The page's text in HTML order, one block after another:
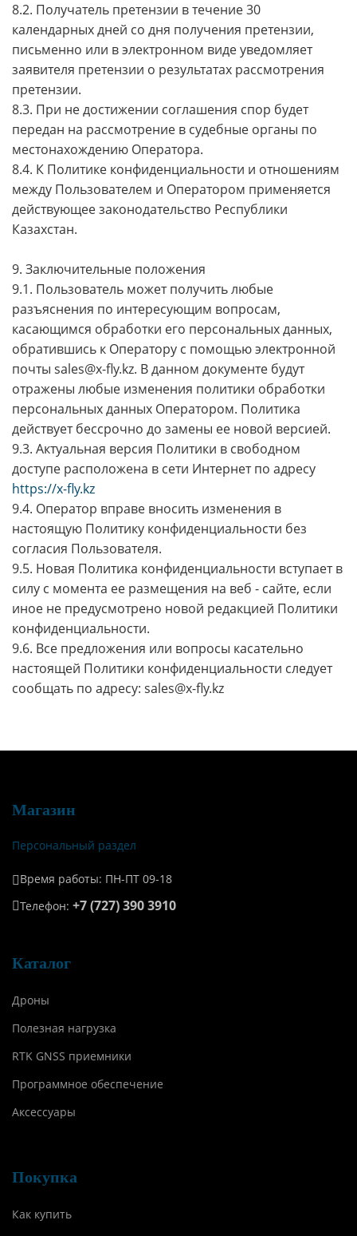
8.2. Получатель претензии в течение 30
календарных дней со дня получения претензии,
письменно или в электронном виде уведомляет
заявителя претензии о результатах рассмотрения
претензии.
8.3. При не достижении соглашения спор будет
передан на рассмотрение в судебные органы по
местонахождению Оператора.
8.4. К Политике конфиденциальности и отношениям
между Пользователем и Оператором применяется
действующее законодательство Республики
Казахстан.
9. Заключительные положения
9.1. Пользователь может получить любые
разъяснения по интересующим вопросам,
касающимся обработки его персональных данных,
обратившись к Оператору с помощью электронной
почты sales@x-fly.kz. В данном документе будут
отражены любые изменения политики обработки
персональных данных Оператором. Политика
действует бессрочно до замены ее новой версией.
9.3. Актуальная версия Политики в свободном
доступе расположена в сети Интернет по адресу
https://x-fly.kz
9.4. Оператор вправе вносить изменения в
настоящую Политику конфиденциальности без
согласия Пользователя.
9.5. Новая Политика конфиденциальности вступает в
силу с момента ее размещения на веб - сайте, если
иное не предусмотрено новой редакцией Политики
конфиденциальности.
9.6. Все предложения или вопросы касательно
настоящей Политики конфиденциальности следует
сообщать по адресу: sales@x-fly.kz
Магазин
Персональный раздел
Время работы: ПН-ПТ 09-18
Телефон: +7 (727) 390 3910
Каталог
Дроны
Полезная нагрузка
RTK GNSS приемники
Программное обеспечение
Аксессуары
Покупка
Как купить